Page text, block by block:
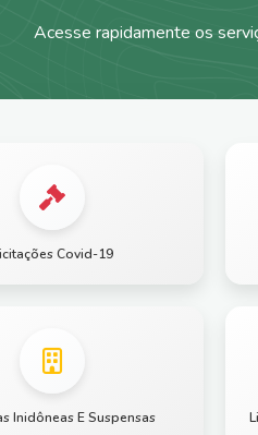
Acesse rapidamente os
Covid-19
Inidôneas E Suspensas